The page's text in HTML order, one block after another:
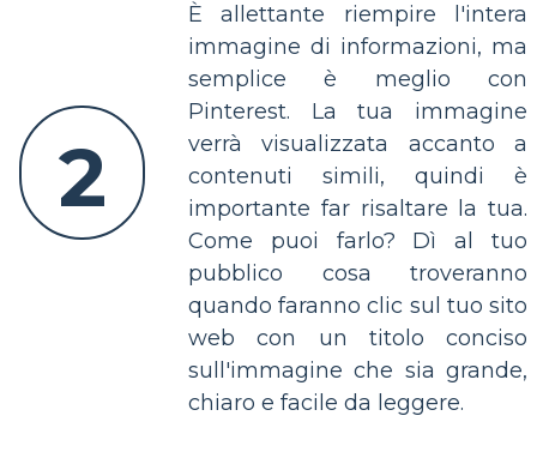
2
È allettante riempire l'intera
immagine di informazioni, ma
semplice è meglio con
Pinterest. La tua immagine
verrà visualizzata accanto a
contenuti simili, quindi è
importante far risaltare la tua.
Come puoi farlo? Dì al tuo
pubblico cosa troveranno
quando faranno clic sul tuo sito
web con un titolo conciso
sull'immagine che sia grande,
chiaro e facile da leggere.